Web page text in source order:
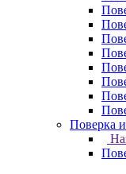
Поверка